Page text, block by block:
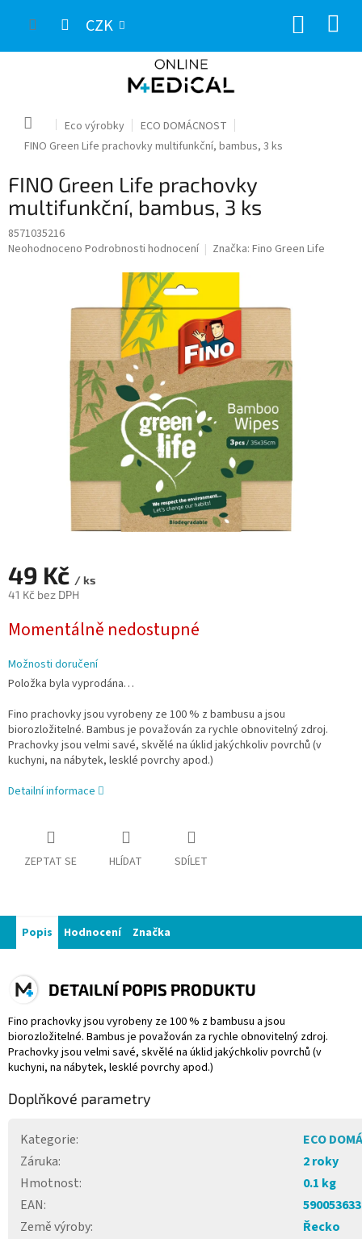
CZK
Domů Eco výrobky
ECO DOMÁCNOST
FINO Green Life prachovky multifunkční, bambus, 3 ks
FINO Green Life prachovky
multifunkční, bambus, 3 ks
8571035216
Průměrné
Neohodnoceno Podrobnosti hodnocení Značka: Fino Green Life
49 Kč / ks
41 Kč bez DPH
cena:
Momentálně nedostupné
Možnosti doručení
Položka byla vyprodána…
Fino prachovky jsou vyrobeny ze 100 % z bambusu a jsou
biorozložitelné. Bambus je považován za rychle obnovitelný zdroj.
Prachovky jsou velmi savé, skvělé na úklid jakýchkoliv povrchů (v
kuchyni, na nábytek, lesklé povrchy apod.)
Detailní informace
ZEPTAT SE HLÍDAT SDÍLET
Popis Hodnocení Značka
DETAILNÍ POPIS PRODUKTU
Fino prachovky jsou vyrobeny ze 100 % z bambusu a jsou
biorozložitelné. Bambus je považován za rychle obnovitelný zdroj.
Prachovky jsou velmi savé, skvělé na úklid jakýchkoliv povrchů (v
kuchyni, na nábytek, lesklé povrchy apod.)
Doplňkové parametry
Kategorie:
ECO
Záruka:
2 roky
Hmotnost:
0.1 kg
EAN:
Země výroby:
Řecko